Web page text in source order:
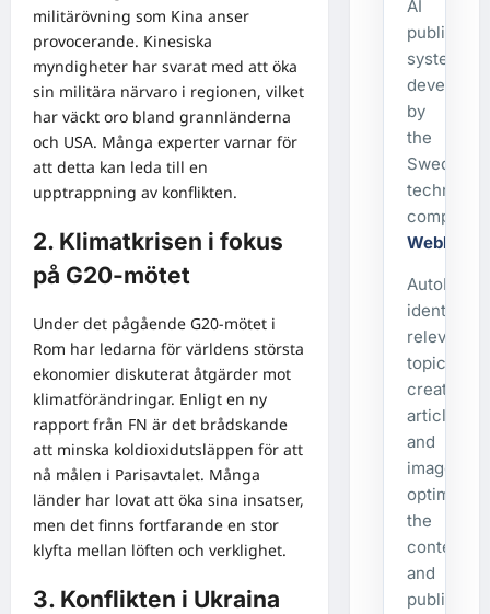
militärövning som Kina anser
provocerande. Kinesiska
myndigheter har svarat med att öka
sin militära närvaro i regionen, vilket
har väckt oro bland grannländerna
och USA. Många experter varnar för
att detta kan leda till en
upptrappning av konflikten.
2. Klimatkrisen i fokus
på G20-mötet
Under det pågående G20-mötet i
Rom har ledarna för världens största
ekonomier diskuterat åtgärder mot
klimatförändringar. Enligt en ny
rapport från FN är det brådskande
att minska koldioxidutsläppen för att
nå målen i Parisavtalet. Många
länder har lovat att öka sina insatser,
men det finns fortfarande en stor
klyfta mellan löften och verklighet.
3. Konflikten i Ukraina
AI
publishing
system
developed
by
the
Swedish
company
WebbX
AutoPost
identifies
relevant
topics,
creates
articles
and
images,
optimizes
the
content,
and
publishes